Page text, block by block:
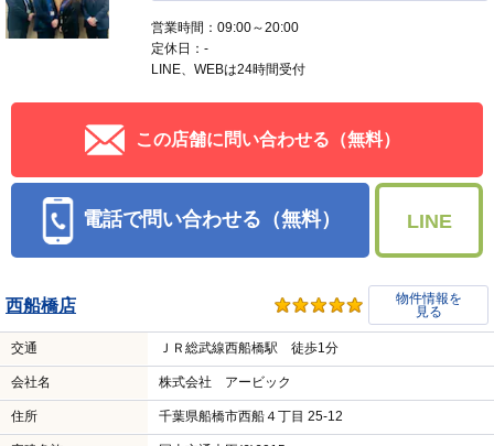
営業時間：09:00～20:00
定休日：-
LINE、WEBは24時間受付
この店舗に問い合わせる（無料）
電話で問い合わせる（無料） LINE
西船橋店
物件情報を
見る
交通 ＪＲ総武線西船橋駅 徒歩1分
会社名 株式会社 アービック
住所 千葉県船橋市西船４丁目 25-12